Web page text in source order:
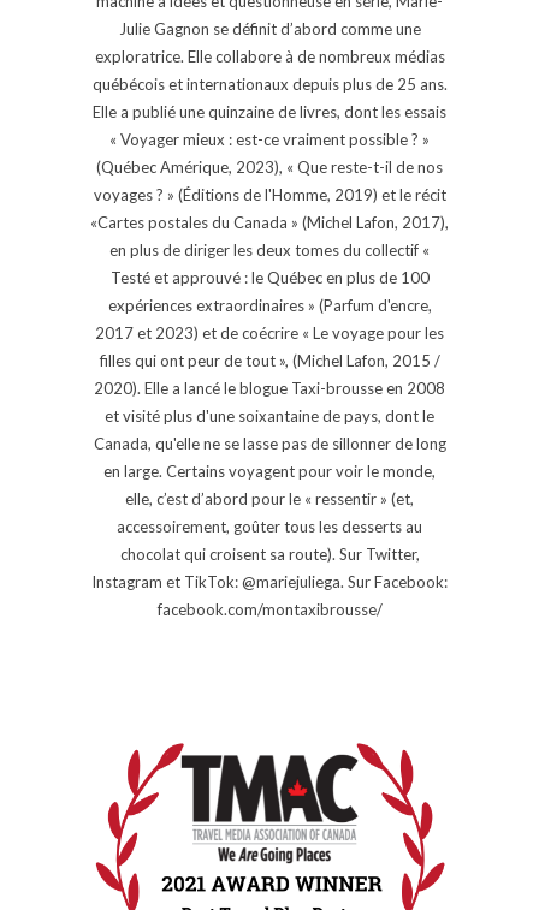
Julie Gagnon se définit d’abord comme une
exploratrice. Elle collabore à de nombreux médias
québécois et internationaux depuis plus de 25 ans.
Elle a publié une quinzaine de livres, dont les essais
« Voyager mieux : est-ce vraiment possible ? »
(Québec Amérique, 2023), « Que reste-t-il de nos
voyages ? » (Éditions de l'Homme, 2019) et le récit
«Cartes postales du Canada » (Michel Lafon, 2017),
en plus de diriger les deux tomes du collectif «
Testé et approuvé : le Québec en plus de 100
expériences extraordinaires » (Parfum d'encre,
2017 et 2023) et de coécrire « Le voyage pour les
filles qui ont peur de tout », (Michel Lafon, 2015 /
2020). Elle a lancé le blogue Taxi-brousse en 2008
et visité plus d'une soixantaine de pays, dont le
Canada, qu'elle ne se lasse pas de sillonner de long
en large. Certains voyagent pour voir le monde,
elle, c’est d’abord pour le « ressentir » (et,
accessoirement, goûter tous les desserts au
chocolat qui croisent sa route). Sur Twitter,
Instagram et TikTok: @mariejuliega. Sur Facebook:
facebook.com/montaxibrousse/